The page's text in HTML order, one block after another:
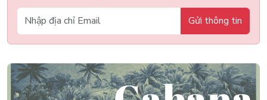
Gửi thông tin